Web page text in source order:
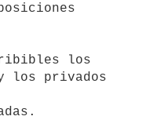
los
los privados